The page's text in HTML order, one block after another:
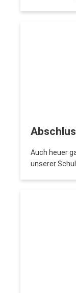
Auch heuer
unserer